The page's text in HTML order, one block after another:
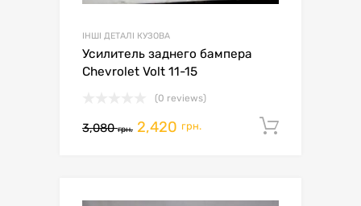
ІНШІ ДЕТАЛІ КУЗОВА
Усилитель заднего бампера
Chevrolet Volt 11-15
(0 reviews)
3,080грн. 2,420 грн.